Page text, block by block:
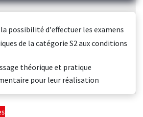
possibilité d'effectuer les examens
de la catégorie S2 aux conditions
théorique et pratique
pour leur réalisation